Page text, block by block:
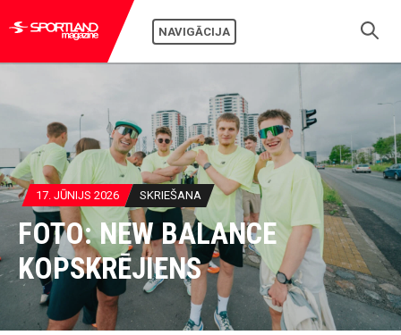
NAVIGĀCIJA
17. JŪNIJS 2026 SKRIEŠANA
FOTO: NEW BALANCE
KOPSKRĒJIENS